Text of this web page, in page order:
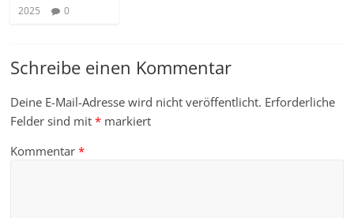
2025
0
Schreibe einen Kommentar
Deine E-Mail-Adresse wird nicht veröffentlicht. Erforderliche
Felder sind mit* markiert
Kommentar*